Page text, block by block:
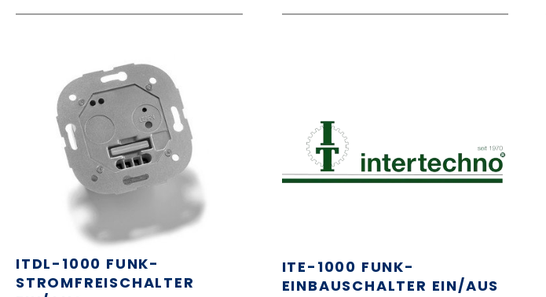
ITDL-1000 FUNK-
STROMFREISCHALTER
ITE-1000 FUNK-
EINBAUSCHALTER EIN/AUS